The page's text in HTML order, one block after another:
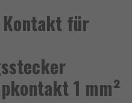
Kontakt für
1 mm²